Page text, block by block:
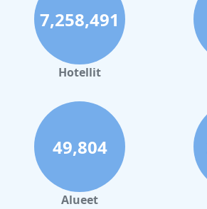
7,258,491
Hotellit
49,804
Alueet